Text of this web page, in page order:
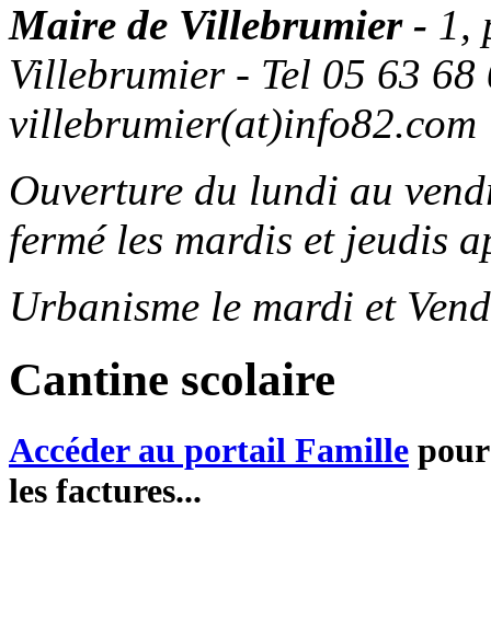
Maire de Villebrumier - 1,
Villebrumier - Tel 05 63
villebrumier(at)info82.com
Ouverture du lundi au
fermé les mardis et jeudis
Urbanisme le mardi et
Cantine scolaire
Accéder au portail Famille
les factures...